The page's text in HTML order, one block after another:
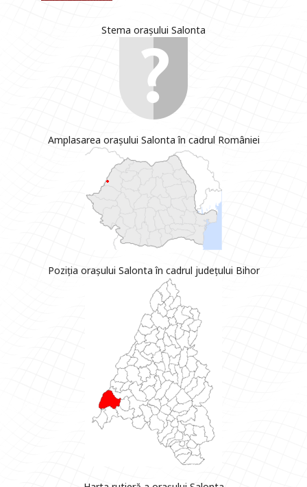
Stema orașului Salonta
Amplasarea orașului Salonta în cadrul României
Poziția orașului Salonta în cadrul județului Bihor